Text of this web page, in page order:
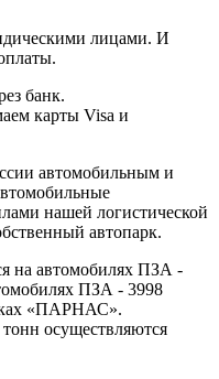
лицами. И
банк.
карты Visa и
автомобильным и
нашей логистической
автопарк.
на автомобилях ПЗА -
ПЗА - 3998
«ПАРНАС».
осуществляются